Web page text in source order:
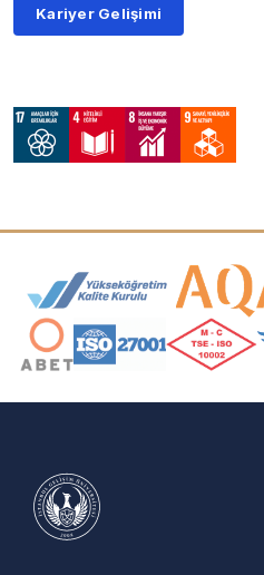
Kariyer Gelişimi
Akreditasyon ve